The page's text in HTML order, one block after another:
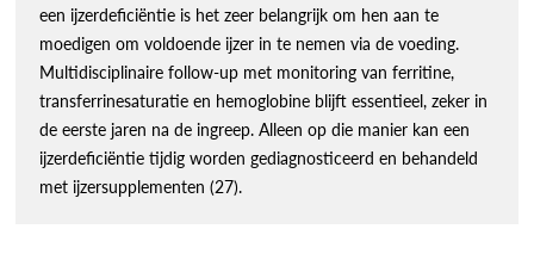
een ijzerdeficiëntie is het zeer belangrijk om hen aan te
moedigen om voldoende ijzer in te nemen via de voeding.
Multidisciplinaire follow-up met monitoring van ferritine,
transferrinesaturatie en hemoglobine blijft essentieel, zeker in
de eerste jaren na de ingreep. Alleen op die manier kan een
ijzerdeficiëntie tijdig worden gediagnosticeerd en behandeld
met ijzersupplementen (27).